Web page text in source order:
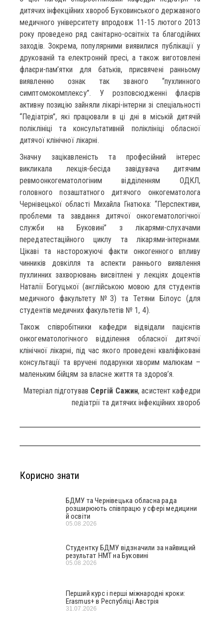
дитячих інфекційних хвороб Буковинського державного
медичного університету впродовж 11-15 лютого 2013
року проведено ряд санітарно-освітніх та благодійних
заходів. Зокрема, популярними виявилися публікації у
друкованій та електронній пресі, а також виготовлені
флаєри-пам’ятки для батьків, присвячені ранньому
виявленню ознак так званого “пухлинного
симптомокомплексу”. У розповсюдженні флаєрів
активну позицію зайняли лікарі-інтерни зі спеціальності
“Педіатрія”, які працювали в ці дні в міській дитячій
поліклініці та консультативній поліклініці обласної
дитячої клінічної лікарні.
Значну зацікавленість та професійний інтерес
викликала лекція-бесіда завідувача дитячим
ревмоонкогематологіним відділенням ОДКЛ,
головного позаштатного дитячого онкогематолога
Чернівецької області Михайла Гнатюка: “Перспективи,
проблеми та завдання дитячої онкогематологічної
служби на Буковині” з лікарями-слухачами
передатестаційного циклу та лікарями-інтернами.
Цікаві та насторожуючі факти онкогенного впливу
чинників довкілля та аспекти раннього виявлення
пухлинних захворювань висвітлені у лекціях доцентів
Наталії Богуцької (англійською мовою для студентів
медичного факультету №3) та Тетяни Білоус (для
студентів медичних факультетів № 1, 4).
Також співробітники кафедри відвідали пацієнтів
онкогематологічного відділення обласної дитячої
клінічної лікарні, під час якого проведені кваліфіковані
консультації та вручені подарунки хворим малюкам –
маленьким бійцям за власне життя та здоров’я.
Матеріал підготував Сергій Сажин, асистент кафедри
педіатрії та дитячих інфекційних хвороб
Корисно знати
БДМУ та Чернівецька обласна рада
розширюють співпрацю у сфері медицини
й освіти
05.08.2026
Студентку БДМУ відзначили за найвищий
результат НМТ на Буковині
05.08.2026
Перший курс і перші міжнародні кроки:
Erasmus+ в Республіці Австрія
31.07.2026